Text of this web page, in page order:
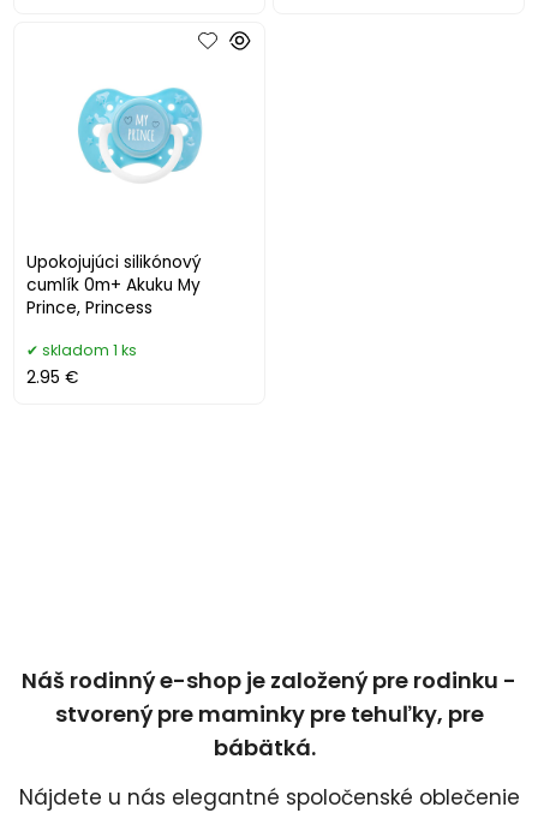
Upokojujúci silikónový
cumlík 0m+ Akuku My
Prince, Princess
skladom 1 ks
2.95 €
Náš rodinný e-shop je založený pre rodinku -
stvorený pre maminky pre tehuľky, pre
bábätká.
Nájdete u nás elegantné spoločenské oblečenie